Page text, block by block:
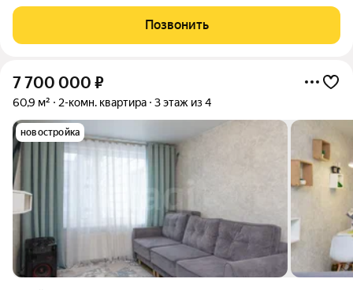
комплексом. Все о чем мы могли мечтать, застройщик
воплотил в жизнь. Уютный квартал из
Позвонить
7 700 000 ₽
60,9 м² 2-комн. квартира 3 этаж из 4
новостройка